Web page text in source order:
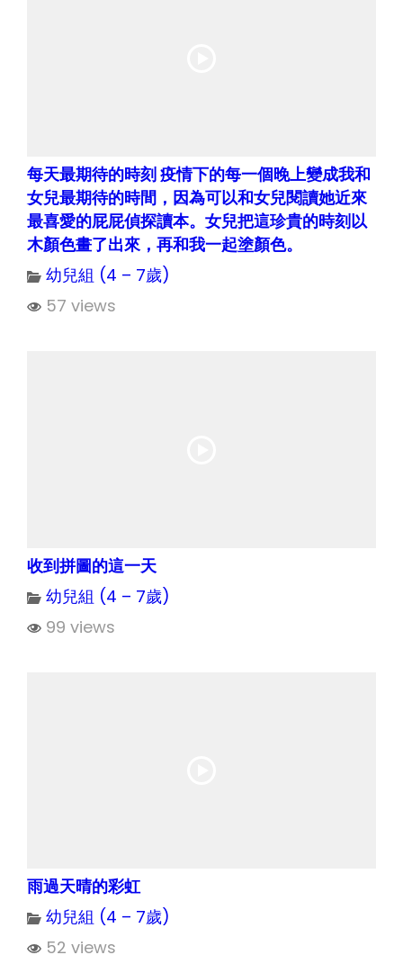
每天最期待的時刻 疫情下的每一個晚上變成我和
女兒最期待的時間，因為可以和女兒閱讀她近來
最喜愛的屁屁偵探讀本。女兒把這珍貴的時刻以
木顏色畫了出來，再和我一起塗顏色。
幼兒組 (4 – 7歲)
57 views
收到拼圖的這一天
幼兒組 (4 – 7歲)
99 views
雨過天晴的彩虹
幼兒組 (4 – 7歲)
52 views